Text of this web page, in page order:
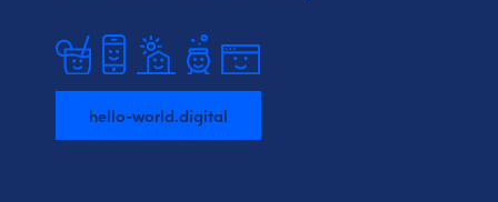
hello-world.digital